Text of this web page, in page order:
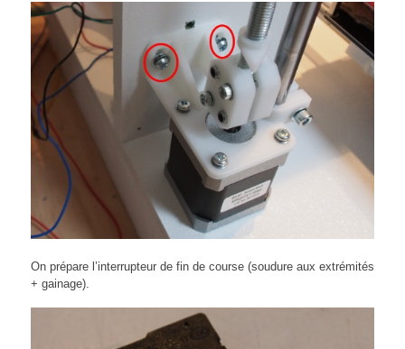
On prépare l’interrupteur de fin de course (soudure aux extrémités
+ gainage).